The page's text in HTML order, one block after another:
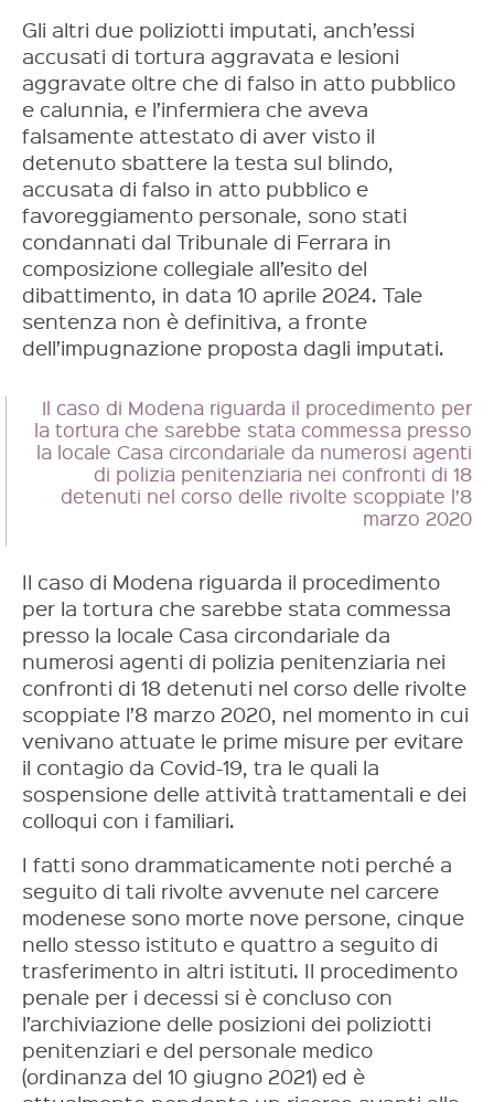
Gli altri due poliziotti imputati, anch’essi
accusati di tortura aggravata e lesioni
aggravate oltre che di falso in atto pubblico
e calunnia, e l’infermiera che aveva
falsamente attestato di aver visto il
detenuto sbattere la testa sul blindo,
accusata di falso in atto pubblico e
favoreggiamento personale, sono stati
condannati dal Tribunale di Ferrara in
composizione collegiale all’esito del
dibattimento, in data 10 aprile 2024. Tale
sentenza non è definitiva, a fronte
dell’impugnazione proposta dagli imputati.
Il caso di Modena riguarda il procedimento per
la tortura che sarebbe stata commessa presso
la locale Casa circondariale da numerosi agenti
di polizia penitenziaria nei confronti di 18
detenuti nel corso delle rivolte scoppiate l’8
marzo 2020
Il caso di Modena riguarda il procedimento
per la tortura che sarebbe stata commessa
presso la locale Casa circondariale da
numerosi agenti di polizia penitenziaria nei
confronti di 18 detenuti nel corso delle rivolte
scoppiate l’8 marzo 2020, nel momento in cui
venivano attuate le prime misure per evitare
il contagio da Covid-19, tra le quali la
sospensione delle attività trattamentali e dei
colloqui con i familiari.
I fatti sono drammaticamente noti perché a
seguito di tali rivolte avvenute nel carcere
modenese sono morte nove persone, cinque
nello stesso istituto e quattro a seguito di
trasferimento in altri istituti. Il procedimento
penale per i decessi si è concluso con
l’archiviazione delle posizioni dei poliziotti
penitenziari e del personale medico
(ordinanza del 10 giugno 2021) ed è